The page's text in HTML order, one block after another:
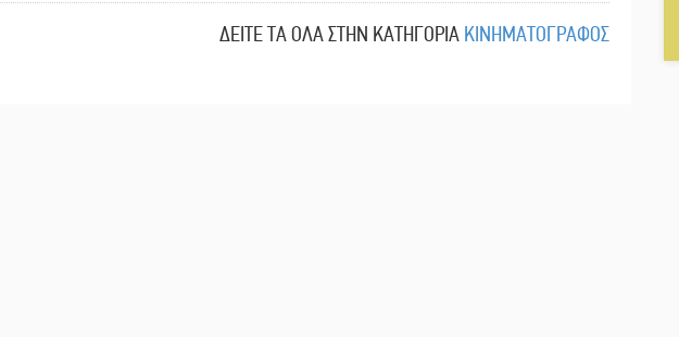
ΔΕΙΤΕ ΤΑ ΟΛΑ ΣΤΗΝ ΚΑΤΗΓΟΡΙΑ ΚΙΝΗΜΑΤΟΓΡΑΦΟΣ